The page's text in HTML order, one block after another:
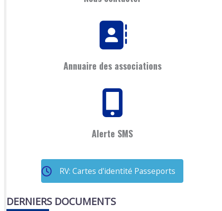
Annuaire des associations
Alerte SMS
RV: Cartes d'identité Passeports
DERNIERS DOCUMENTS